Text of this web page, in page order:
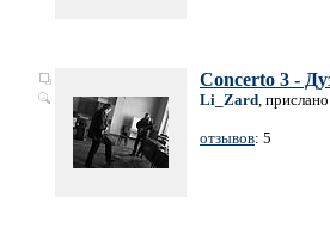
Concerto 3 -
Li_Zard,
отзывов: 5